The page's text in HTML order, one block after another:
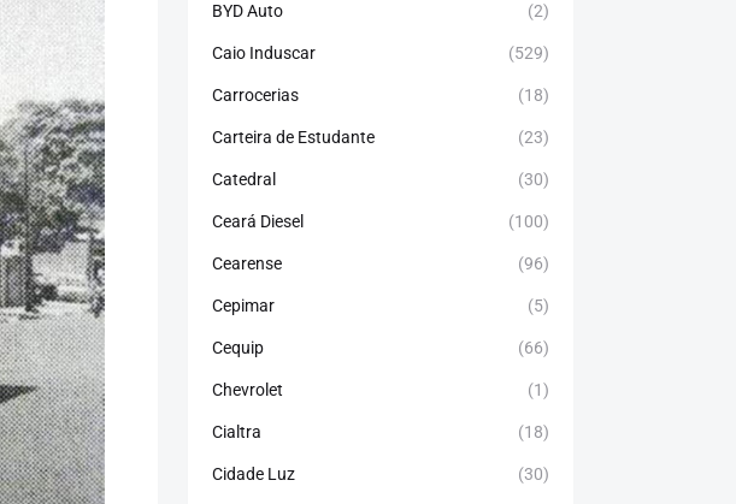
BYD Auto (2)
Caio Induscar (529)
Carrocerias (18)
Carteira de Estudante (23)
Catedral (30)
Ceará Diesel (100)
Cearense (96)
Cepimar (5)
Cequip (66)
Chevrolet (1)
Cialtra (18)
Cidade Luz (30)